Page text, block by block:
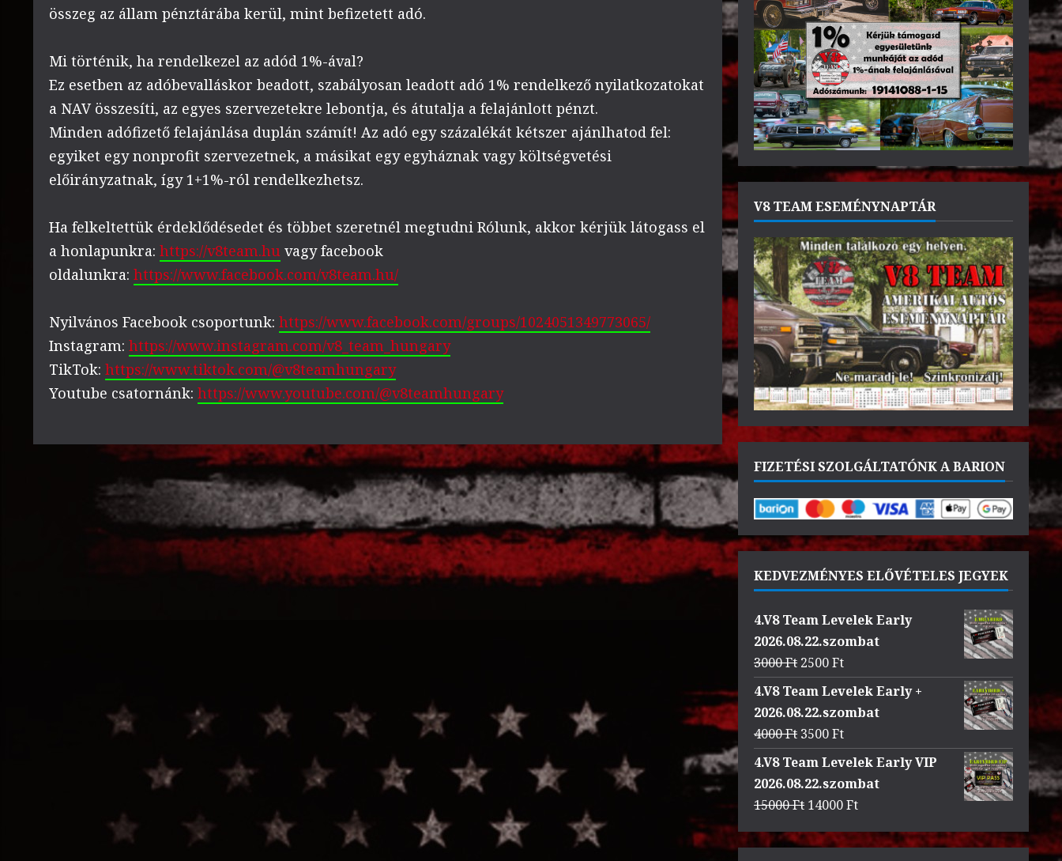
összeg az állam pénztárába kerül, mint befizetett adó.
Mi történik, ha rendelkezel az adód 1%-ával?
Ez esetben az adóbevalláskor beadott, szabályosan leadott adó 1% rendelkező nyilatkozatokat
a NAV összesíti, az egyes szervezetekre lebontja, és átutalja a felajánlott pénzt.
Minden adófizető felajánlása duplán számít! Az adó egy százalékát kétszer ajánlhatod fel:
egyiket egy nonprofit szervezetnek, a másikat egy egyháznak vagy költségvetési
előirányzatnak, így 1+1%-ról rendelkezhetsz.
Ha felkeltettük érdeklődésedet és többet szeretnél megtudni Rólunk, akkor kérjük látogass el
a honlapunkra: https://v8team.hu vagy facebook
oldalunkra: https://www.facebook.com/v8team.hu/
Nyilvános Facebook csoportunk: https://www.facebook.com/groups/1024051349773065/
Instagram: https://www.instagram.com/v8_team_hungary
TikTok: https://www.tiktok.com/@v8teamhungary
Youtube csatornánk: https://www.youtube.com/@v8teamhungary
V8 TEAM ESEMÉNYNAPTÁR
FIZETÉSI SZOLGÁLTATÓNK A BARION
KEDVEZMÉNYES ELŐVÉTELES JEGYEK
4.V8 Team Levelek Early
2026.08.22.szombat
3000Ft Original
price
was:
3000 Ft.
2500FtCurrent
price
4.V8 Team Levelek Early +
2026.08.22.szombat
4000Ft Original
price
was:
4000 Ft.
3500FtCurrent
price
3500 Ft.
4.V8 Team Levelek Early VIP
2026.08.22.szombat
15000Ft Original
was:
14000FtCurrent
is: